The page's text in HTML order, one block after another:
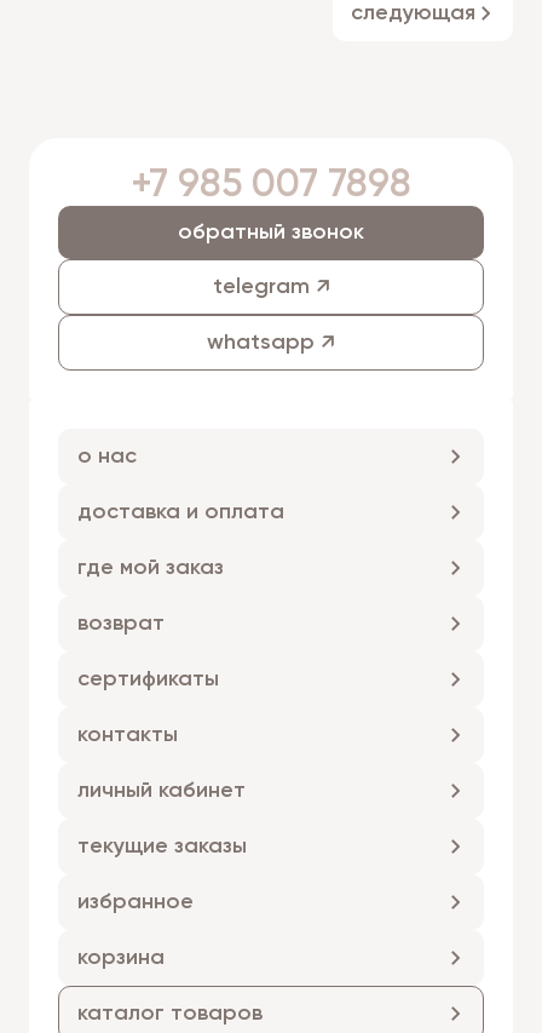
следующая
+7 985 007 7898
telegram ↗
whatsapp ↗
обратный звонок
о нас
доставка и оплата
где мой заказ
возврат
сертификаты
контакты
личный кабинет
текущие заказы
избранное
корзина
каталог товаров